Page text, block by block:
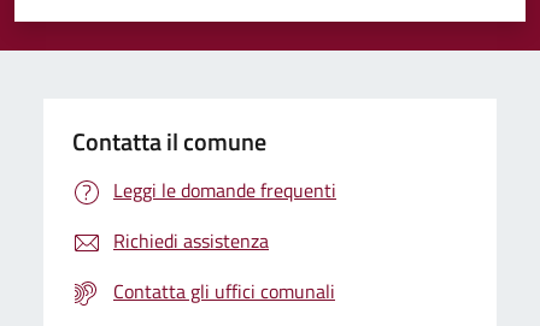
Valuta 5 stelle su 5
Valuta 4 stelle su 5
Valuta 3 stelle su 5
Valuta 2 stelle su 5
Valuta 1 stelle su 5
Contatta il comune
Leggi le domande frequenti
Richiedi assistenza
Contatta gli uffici comunali